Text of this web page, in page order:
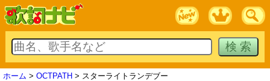
ホーム > OCTPATH > スターライトランデブー